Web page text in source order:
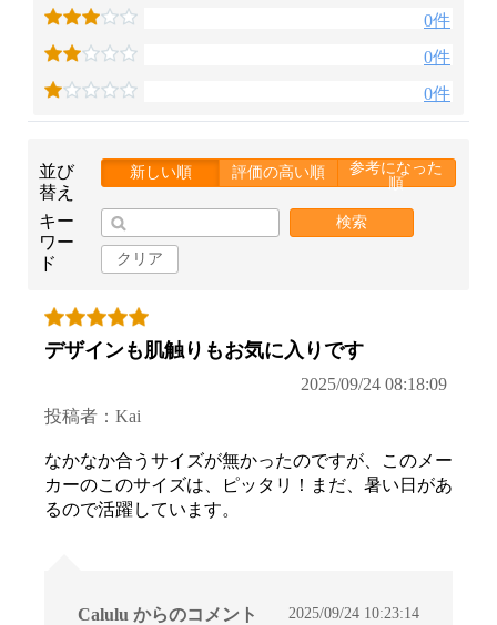
0件
0件
0件
並び
替え
新しい順 評価の高い順
参考になった
順
キー
ワー
ド
検索
クリア
デザインも肌触りもお気に入りです
2025/09/24 08:18:09
投稿者：Kai
なかなか合うサイズが無かったのですが、このメー
カーのこのサイズは、ピッタリ！まだ、暑い日があ
るので活躍しています。
Calulu からのコメント 2025/09/24 10:23:14